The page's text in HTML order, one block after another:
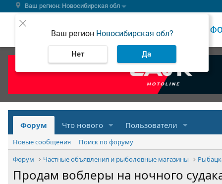
Ваш регион: Новосибирская обл
Ваш регион Новосибирская обл?
Нет Да
ВЕСТИ
Форум Что нового Пользователи
Новые сообщения
Поиск по форуму
Форум
Частные объявления и рыболовные магазины
Продам воблеры на ночного